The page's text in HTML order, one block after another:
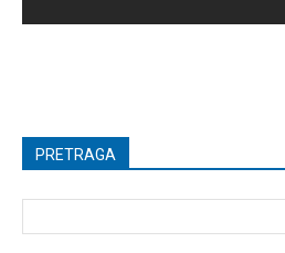
PRETRAGA